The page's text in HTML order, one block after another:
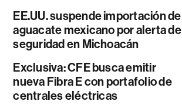
EE.UU. suspende importación de
aguacate mexicano por alerta de
seguridad en Michoacán
Exclusiva: CFE busca emitir
nueva Fibra E con portafolio de
centrales eléctricas